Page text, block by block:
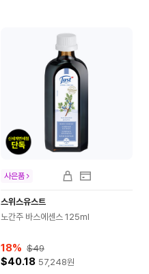
스위스유스트
노간주 바스에센스 125ml
18% $49
$40.18 57,248원
사은품